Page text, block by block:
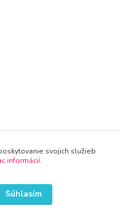
rychlo.sk
svojich služieb
informácií.
Súhlasím